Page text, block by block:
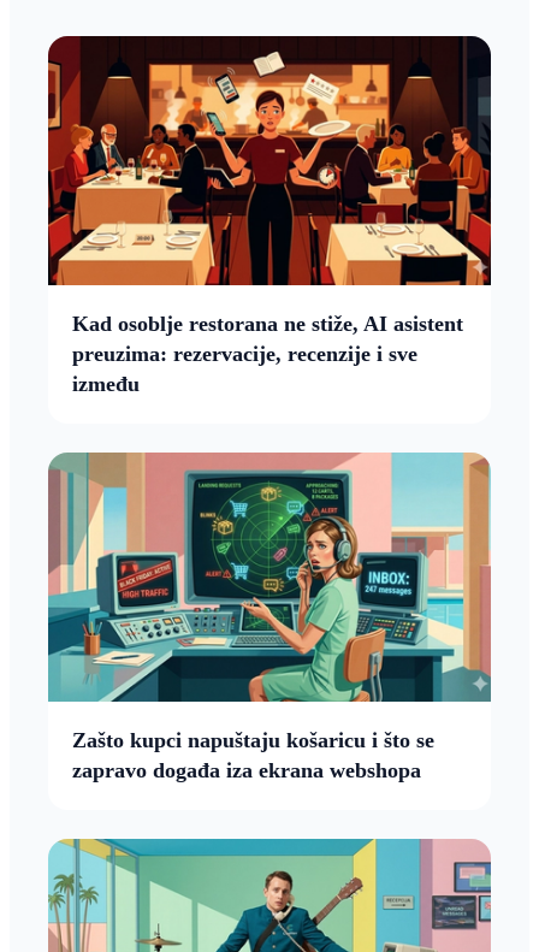
Kad osoblje restorana ne stiže, AI asistent
preuzima: rezervacije, recenzije i sve
između
Zašto kupci napuštaju košaricu i što se
zapravo događa iza ekrana webshopa